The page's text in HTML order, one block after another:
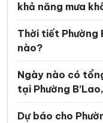
Xã Đinh Văn Lâm Hà
Xã Đông Giang
Xã Đức An
Xã Đức Linh
khả năng mưa
Thời tiết Phường
nào?
Ngày nào có
tại Phường
Dự báo cho